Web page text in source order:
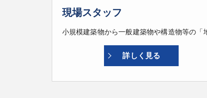
現場スタッフ
詳しく見る